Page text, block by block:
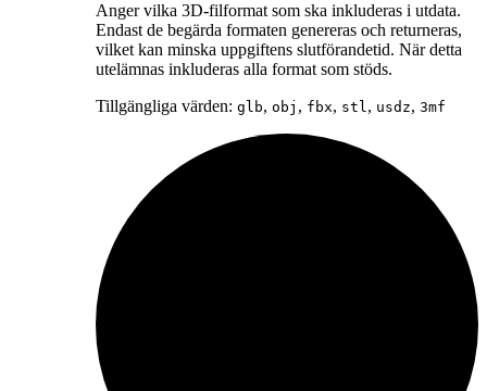
Anger vilka 3D-filformat som ska inkluderas i utdata.
Endast de begärda formaten genereras och returneras,
vilket kan minska uppgiftens slutförandetid. När detta
utelämnas inkluderas alla format som stöds.
Tillgängliga värden: glb, obj , fbx, stl, usdz, 3mf